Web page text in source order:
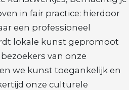
in fair practice: hierdoor
een professioneel
lokale kunst gepromoot
van onze
we kunst toegankelijk en
onze culturele